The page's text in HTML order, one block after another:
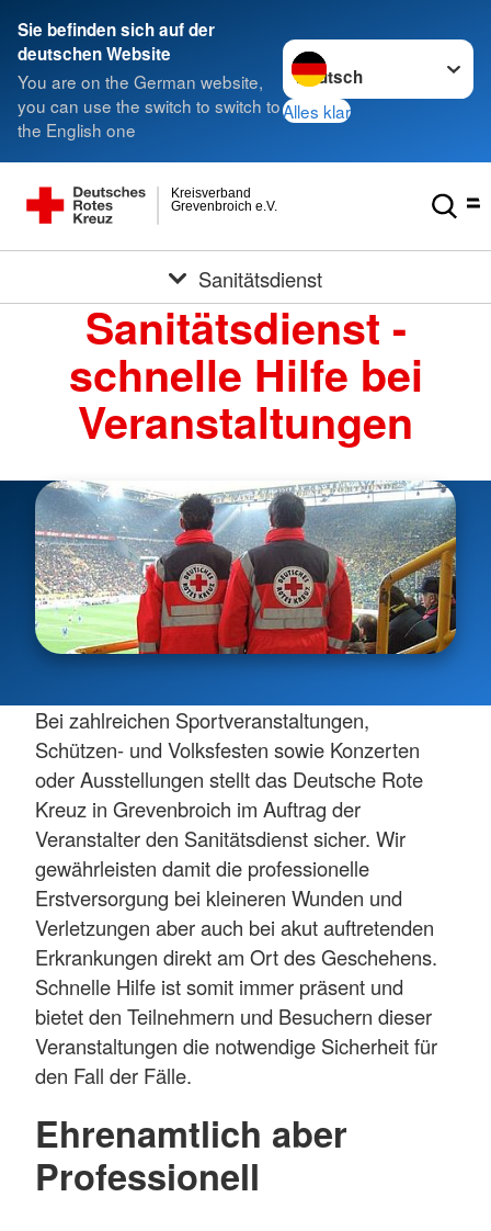
Sie befinden sich auf der
deutschen Website
You are on the German website,
you can use the switch to switch to
the English one
Sprache wechseln zu
Alles klar
Grevenbroich e.V.
Kreisverband
Sanitätsdienst
Sanitätsdienst -
schnelle Hilfe bei
Veranstaltungen
Bei zahlreichen Sportveranstaltungen,
Schützen- und Volksfesten sowie Konzerten
oder Ausstellungen stellt das Deutsche Rote
Kreuz in Grevenbroich im Auftrag der
Veranstalter den Sanitätsdienst sicher. Wir
gewährleisten damit die professionelle
Erstversorgung bei kleineren Wunden und
Verletzungen aber auch bei akut auftretenden
Erkrankungen direkt am Ort des Geschehens.
Schnelle Hilfe ist somit immer präsent und
bietet den Teilnehmern und Besuchern dieser
Veranstaltungen die notwendige Sicherheit für
den Fall der Fälle.
Ehrenamtlich aber
Professionell